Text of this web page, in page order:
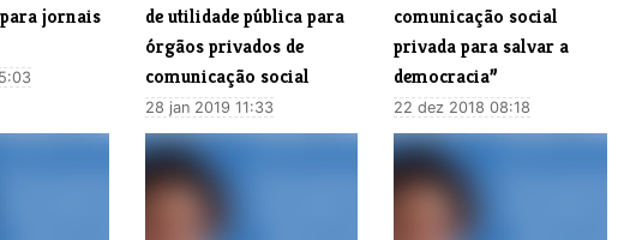
jornais
de utilidade pública para
órgãos privados de
comunicação social
28 jan 2019 11:33
comunicação social
privada para salvar a
democracia”
22 dez 2018 08:18